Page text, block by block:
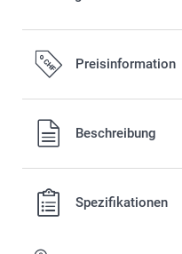
Preisinformation
Alle Preise verstehen sich
MwSt. und zzgl.Beschreibung
Spezifikationen